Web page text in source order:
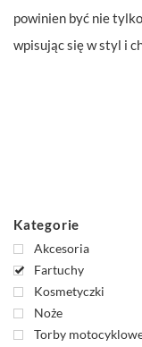
powinien być nie
wpisując się w styl i
Kategorie
Akcesoria
Fartuchy
Kosmetyczki
Noże
Torby